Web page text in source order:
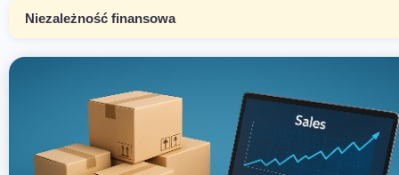
Niezależność finansowa